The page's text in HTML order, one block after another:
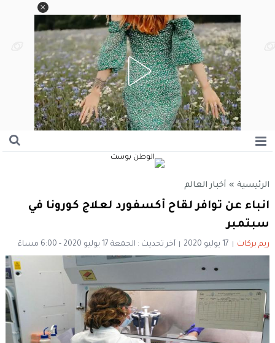
الرئيسية » أخبار العالم
انباء عن توافر ‏لقاح أكسفورد لعلاج ‎كورونا في
سبتمبر
ريم بركات 17 يوليو 2020 آخر تحديث : الجمعة 17 يوليو 2020 - 6:00 مساءً